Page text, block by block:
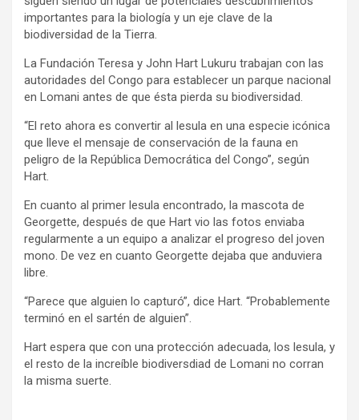
importantes para la biología y un eje clave de la
biodiversidad de la Tierra.
La Fundación Teresa y John Hart Lukuru trabajan con las
autoridades del Congo para establecer un parque nacional
en Lomani antes de que ésta pierda su biodiversidad.
“El reto ahora es convertir al lesula en una especie icónica
que lleve el mensaje de conservación de la fauna en
peligro de la República Democrática del Congo”, según
Hart.
En cuanto al primer lesula encontrado, la mascota de
Georgette, después de que Hart vio las fotos enviaba
regularmente a un equipo a analizar el progreso del joven
mono. De vez en cuanto Georgette dejaba que anduviera
libre.
“Parece que alguien lo capturó”, dice Hart. “Probablemente
terminó en el sartén de alguien”.
Hart espera que con una protección adecuada, los lesula, y
el resto de la increíble biodiversdiad de Lomani no corran
la misma suerte.